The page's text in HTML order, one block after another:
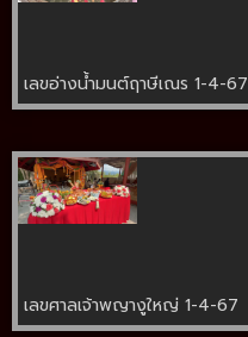
เลขอ่างน้ำมนต์ฤาษีเณร 1-4-67
เลขศาลเจ้าพญางูใหญ่ 1-4-67